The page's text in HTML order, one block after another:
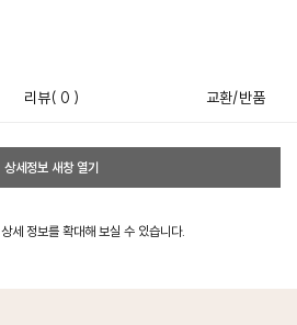
리뷰( 0 ) 교환/반품
상세정보 새창 열기
상세 정보를 확대해 보실 수 있습니다.